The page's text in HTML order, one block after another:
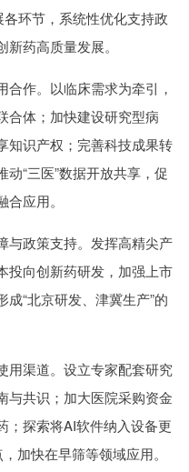
环节，系统性优化支持政
药高质量发展。
作。以临床需求为牵引，
合体；加快建设研究型病
知识产权；完善科技成果转
“三医”数据开放共享，促
应用。
政策支持。发挥高精尖产
投向创新药研发，加强上市
“北京研发、津冀生产”的
渠道。设立专家配套研究
与共识；加大医院采购资金
；探索将AI软件纳入设备更
加快在早筛等领域应用。